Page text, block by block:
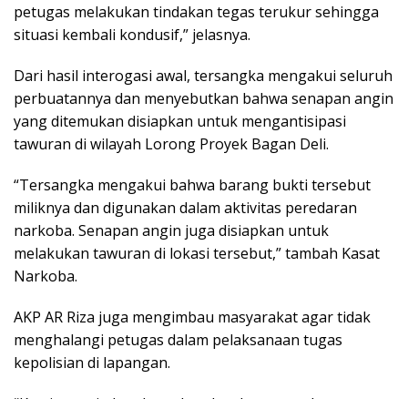
petugas melakukan tindakan tegas terukur sehingga
situasi kembali kondusif,” jelasnya.
Dari hasil interogasi awal, tersangka mengakui seluruh
perbuatannya dan menyebutkan bahwa senapan angin
yang ditemukan disiapkan untuk mengantisipasi
tawuran di wilayah Lorong Proyek Bagan Deli.
“Tersangka mengakui bahwa barang bukti tersebut
miliknya dan digunakan dalam aktivitas peredaran
narkoba. Senapan angin juga disiapkan untuk
melakukan tawuran di lokasi tersebut,” tambah Kasat
Narkoba.
AKP AR Riza juga mengimbau masyarakat agar tidak
menghalangi petugas dalam pelaksanaan tugas
kepolisian di lapangan.